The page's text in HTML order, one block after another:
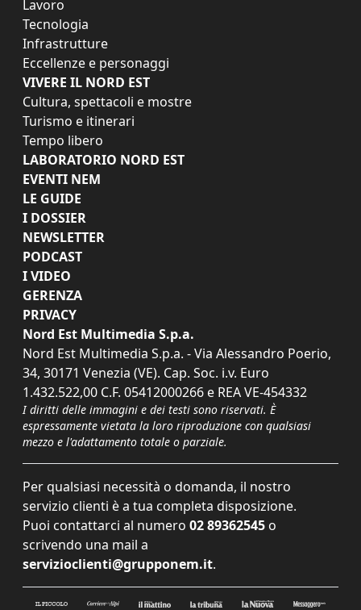
Lavoro
Tecnologia
Infrastrutture
Eccellenze e personaggi
VIVERE IL NORD EST
Cultura, spettacoli e mostre
Turismo e itinerari
Tempo libero
LABORATORIO NORD EST
EVENTI NEM
LE GUIDE
I DOSSIER
NEWSLETTER
PODCAST
I VIDEO
GERENZA
PRIVACY
Nord Est Multimedia S.p.a.
Nord Est Multimedia S.p.a. - Via Alessandro Poerio,
34, 30171 Venezia (VE). Cap. Soc. i.v. Euro
1.432.522,00 C.F. 05412000266 e REA VE-454332
I diritti delle immagini e dei testi sono riservati. È
espressamente vietata la loro riproduzione con qualsiasi
mezzo e l'adattamento totale o parziale.
Per qualsiasi necessità o domanda, il nostro
servizio clienti è a tua completa disposizione.
Puoi contattarci al numero 02 89362545 o
scrivendo una mail a
servizioclienti@grupponem.it.